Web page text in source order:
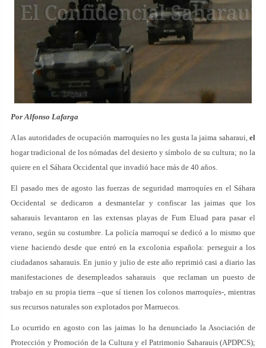
Por Alfonso Lafarga
A las autoridades de ocupación marroquíes no les gusta la jaima saharaui, el
hogar tradicional de los nómadas del desierto y símbolo de su cultura; no la
quiere en el Sáhara Occidental que invadió hace más de 40 años.
El pasado mes de agosto las fuerzas de seguridad marroquíes en el Sáhara
Occidental se dedicaron a desmantelar y confiscar las jaimas que los
saharauis levantaron en las extensas playas de Fum Eluad para pasar el
verano, según su costumbre. La policía marroquí se dedicó a lo mismo que
viene haciendo desde que entró en la excolonia española: perseguir a los
ciudadanos saharauis. En junio y julio de este año reprimió casi a diario las
manifestaciones de desempleados saharauis que reclaman un puesto de
trabajo en su propia tierra –que sí tienen los colonos marroquíes-, mientras
sus recursos naturales son explotados por Marruecos.
Lo ocurrido en agosto con las jaimas lo ha denunciado la Asociación de
Protección y Promoción de la Cultura y el Patrimonio Saharauis (APDPCS);